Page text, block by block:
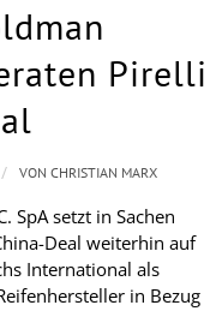
Pirelli
SpA setzt in Sachen
Deal weiterhin auf
International als
in Bezug
/ VONCHRISTIAN MARX